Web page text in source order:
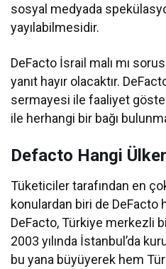
sosyal medyada
yayılabilmesidir.
DeFacto İsrail malı mı
yanıt hayır olacaktır.
sermayesi ile faaliyet
ile herhangi bir bağı
Defacto Hangi
Tüketiciler tarafından en
konulardan biri de DeFacto
DeFacto, Türkiye merkezli
2003 yılında İstanbul’da
bu yana büyüyerek hem